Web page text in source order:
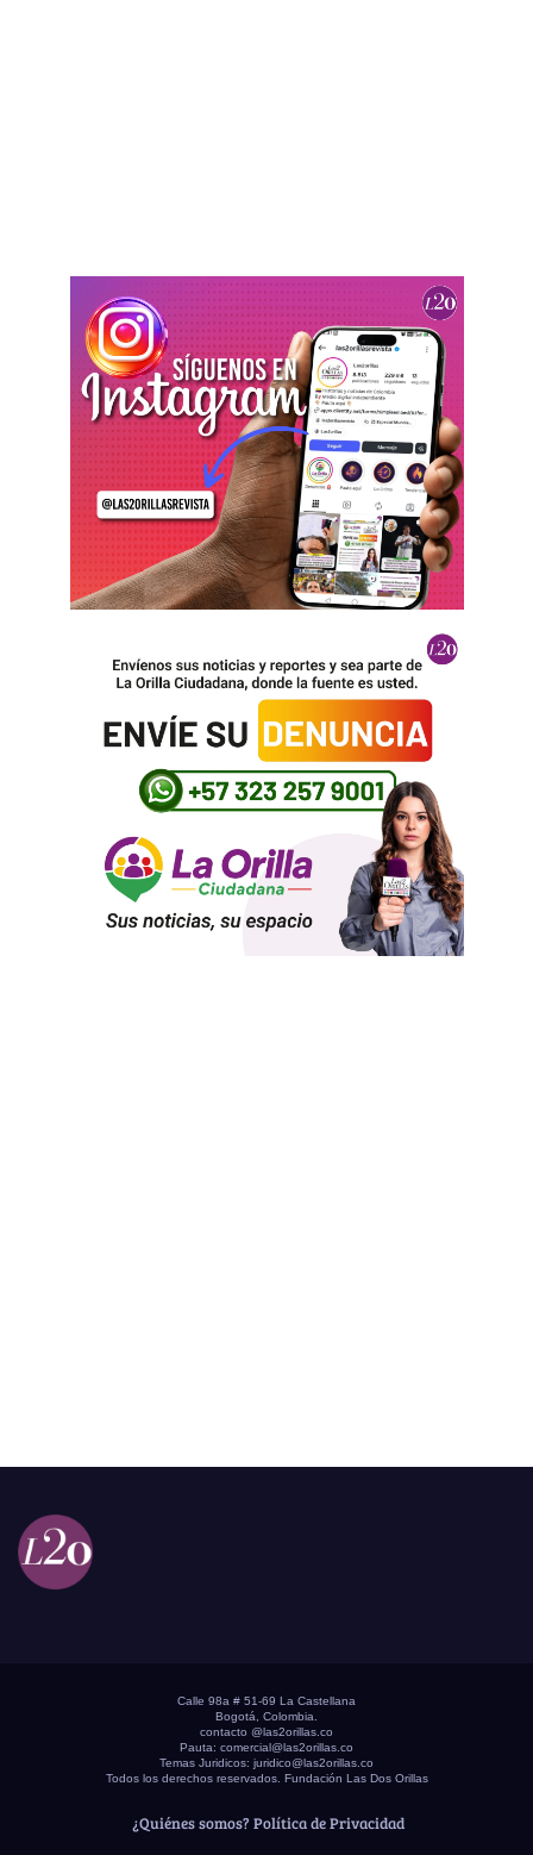
Calle 98a # 51-69 La Castellana
Bogotá, Colombia.
contacto @las2orillas.co
Pauta: comercial@las2orillas.co
Temas Juridicos: juridico@las2orillas.co
Todos los derechos reservados. Fundación Las Dos Orillas
¿Quiénes somos? Política de Privacidad